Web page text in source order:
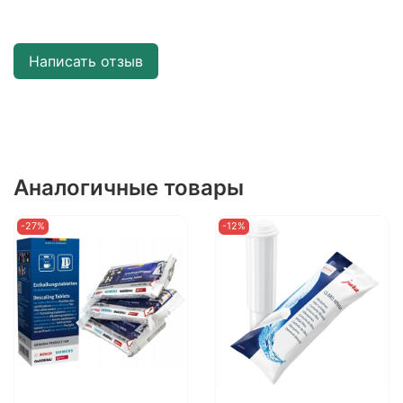
Написать отзыв
Аналогичные товары
-27% -12%